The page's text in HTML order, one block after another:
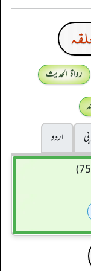
رواۃ الحدیث
اردو